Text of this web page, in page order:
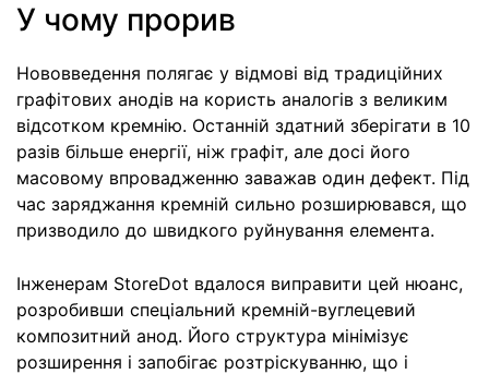
У чому прорив
Нововведення полягає у відмові від традиційних
графітових анодів на користь аналогів з великим
відсотком кремнію. Останній здатний зберігати в 10
разів більше енергії, ніж графіт, але досі його
масовому впровадженню заважав один дефект. Під
час заряджання кремній сильно розширювався, що
призводило до швидкого руйнування елемента.
Інженерам StoreDot вдалося виправити цей нюанс,
розробивши спеціальний кремній-вуглецевий
композитний анод. Його структура мінімізує
розширення і запобігає розтріскуванню, що і